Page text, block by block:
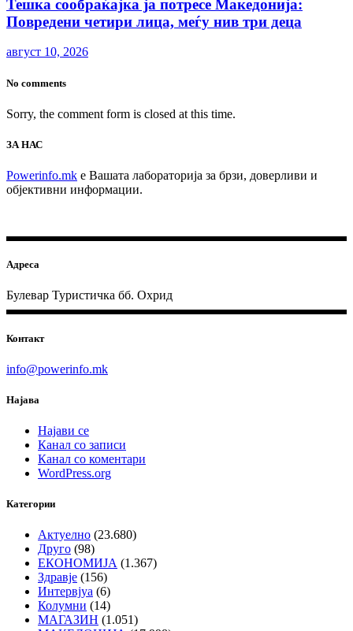
Тешка сообраќајка ја потресе Македонија:
Повредени четири лица, меѓу нив три деца
август 10, 2026
No comments
Sorry, the comment form is closed at this time.
ЗА НАС
Powerinfo.mk e Вашата лабораторија за брзи, доверливи и
објективни информации.
Адреса
Булевар Туристичка бб. Охрид
Контакт
info@powerinfo.mk
Најава
Најави се
Канал со записи
Канал со коментари
WordPress.org
Категории
Актуелно (23.680)
Друго (98)
ЕКОНОМИЈА (1.367)
Здравје (156)
Интервјуа (6)
Колумни (14)
МАГАЗИН (1.051)